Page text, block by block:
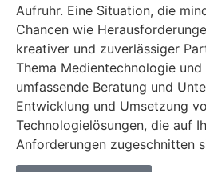
Aufruhr. Eine Situation, die
Chancen wie
kreativer und zuverlässiger
Thema Medientechnologie
umfassende Beratung und
Entwicklung und Umsetzung
Technologielösungen, die auf
Anforderungen zugeschnitten